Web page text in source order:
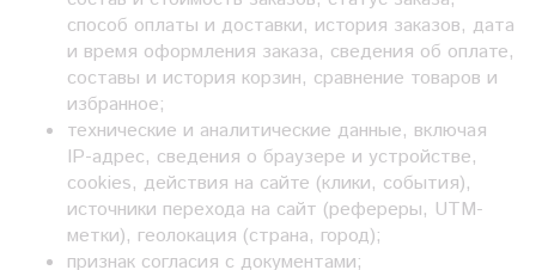
способ оплаты и доставки, история заказов, дата
и время оформления заказа, сведения об оплате,
составы и история корзин, сравнение товаров и
избранное;
технические и аналитические данные, включая
IP-адрес, сведения о браузере и устройстве,
сookies, действия на сайте (клики, события),
источники перехода на сайт (рефереры, UTM-
метки), геолокация (страна, город);
признак согласия с документами;